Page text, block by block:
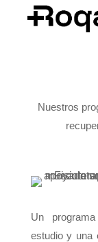
Nuestros
Un
estudio y una